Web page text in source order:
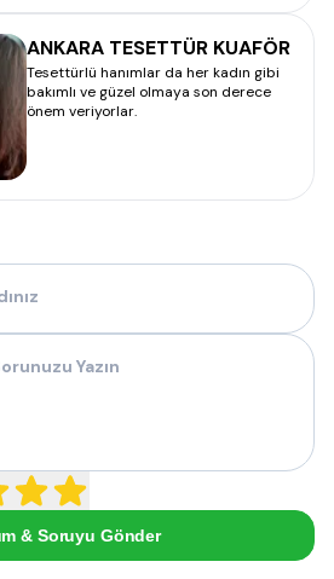
ANKARA TESETTÜR KUAFÖR
Tesettürlü hanımlar da her kadın gibi
bakımlı ve güzel olmaya son derece
önem veriyorlar.
& Soruyu Gönder